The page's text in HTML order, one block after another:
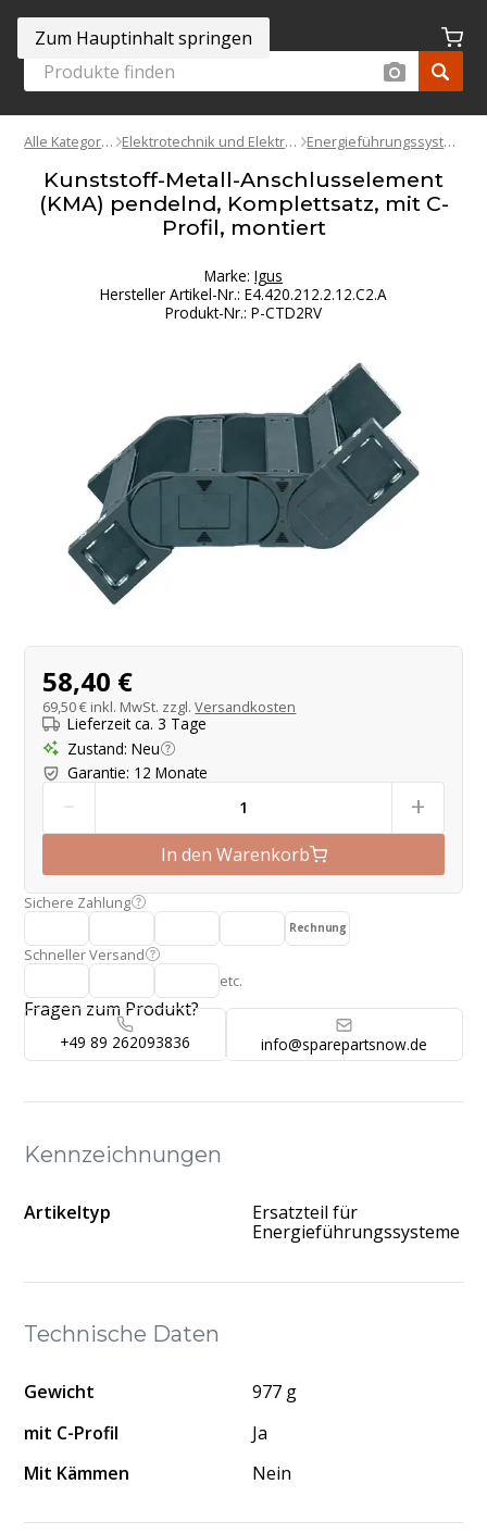
Zum Hauptinhalt springen
Alle Kategorien Elektrotechnik und Elektronik Energieführungssysteme
Kunststoff-Metall-Anschlusselement
(KMA) pendelnd, Komplettsatz, mit C-
Profil, montiert
Marke: Igus
Hersteller Artikel-Nr.: E4.420.212.2.12.C2.A
Produkt-Nr.: P-CTD2RV
Technische Daten
Gewicht
977 g
mit C-Profil
Ja
Mit Kämmen
Nein
Produktangebot
58,40 €
69,50 € inkl. MwSt. zzgl.Versandkosten
Lieferzeit ca. 3 Tage
Zustand: Neu
Garantie: 12 Monate
- +
In den Warenkorb
Sichere Zahlung
Rechnung
Schneller Versand
etc.
Fragen zum Produkt?
+49 89 262093836 info@sparepartsnow.de
Kennzeichnungen
Artikeltyp
Ersatzteil für
Energieführungssysteme